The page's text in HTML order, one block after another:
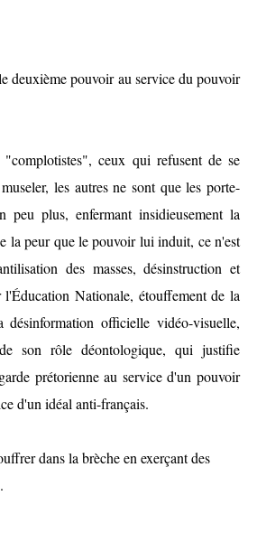
o
l
e
i
c
o
à
r
deuxième pouvoir au service du pouvoir
ceux qui refusent de se
les autres ne sont que les porte-
plus, enfermant insidieusement la
la peur que le pouvoir lui induit, ce n'est
des masses, désinstruction et
Nationale, étouffement de la
officielle vidéo-visuelle,
son rôle déontologique, qui justifie
prétorienne au service d'un pouvoir
d'un idéal anti-français.
dans la brèche en exerçant des